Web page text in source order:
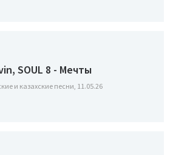
SOUL 8 - Мечты
и казахские песни, 11.05.26